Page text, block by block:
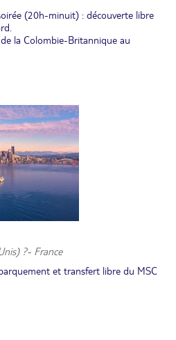
(20h-minuit) : découverte libre
la Colombie-Britannique au
rencontre la nature sauvage du
le majestueux Parlement aux
colorées, salons de thé et
à chaque coin de rue.
qui vous seront
en soirée" ou "visite guidée de la
sur
croisieres/excursions.
?- France
et transfert libre du MSC